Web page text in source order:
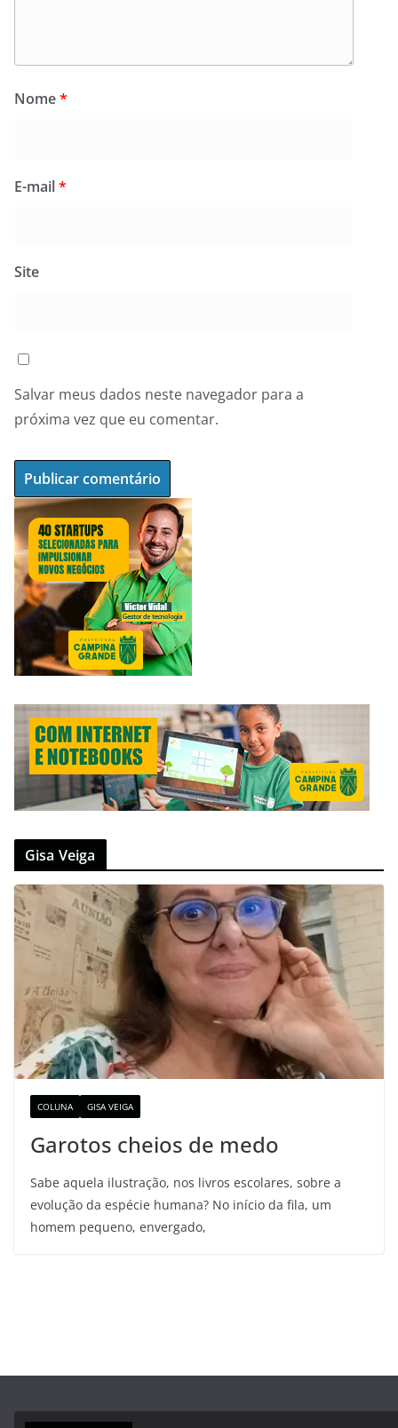
Nome*
E-mail*
Site
Salvar meus dados neste navegador para a
próxima vez que eu comentar.
Gisa Veiga
COLUNA GISA VEIGA
Garotos cheios de medo
Sabe aquela ilustração, nos livros escolares, sobre a
evolução da espécie humana? No início da fila, um
homem pequeno, envergado,